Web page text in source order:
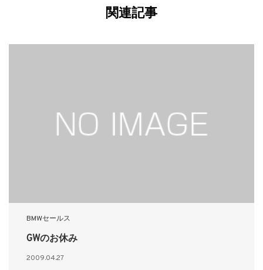
関連記事
BMWセールス
GWのお休み
2009.04.27